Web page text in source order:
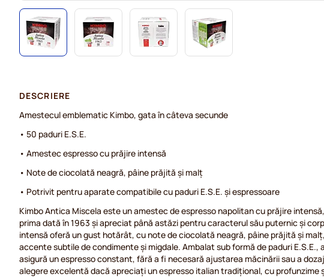
DESCRIERE
Amestecul emblematic Kimbo, gata în câteva secunde
• 50 paduri E.S.E.
• Amestec espresso cu prăjire intensă
• Note de ciocolată neagră, pâine prăjită și malț
• Potrivit pentru aparate compatibile cu paduri E.S.E. și espressoare
Kimbo Antica Miscela este un amestec de espresso napolitan cu prăjire
prima dată în 1963 și apreciat până astăzi pentru caracterul său puternic și
intensă oferă un gust hotărât, cu note de ciocolată neagră, pâine prăjită și
accente subtile de condimente și migdale. Ambalat sub formă de paduri
asigură un espresso constant, fără a fi necesară ajustarea măcinării sau a
alegere excelentă dacă apreciați un espresso italian tradițional, cu profunzime